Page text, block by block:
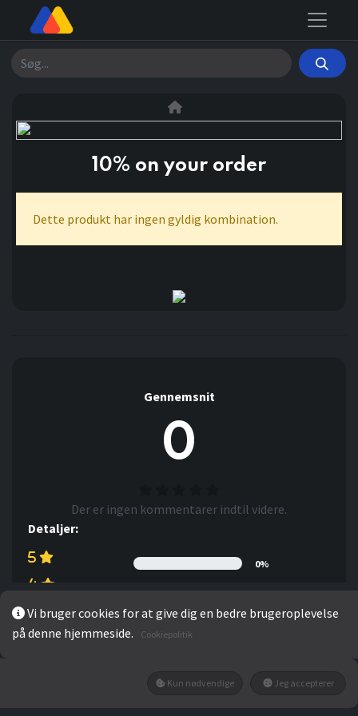
Søg
10% on your order
Dette produkt har ingen gyldig kombination.
Gennemsnit
0
Der er ingen kommentarer indtil videre.
Detaljer:
0%
0%
Vi bruger cookies for at give dig en bedre brugeroplevelse
på denne hjemmeside.
Cookiepolitik
Kun nødvendige Jeg accepterer